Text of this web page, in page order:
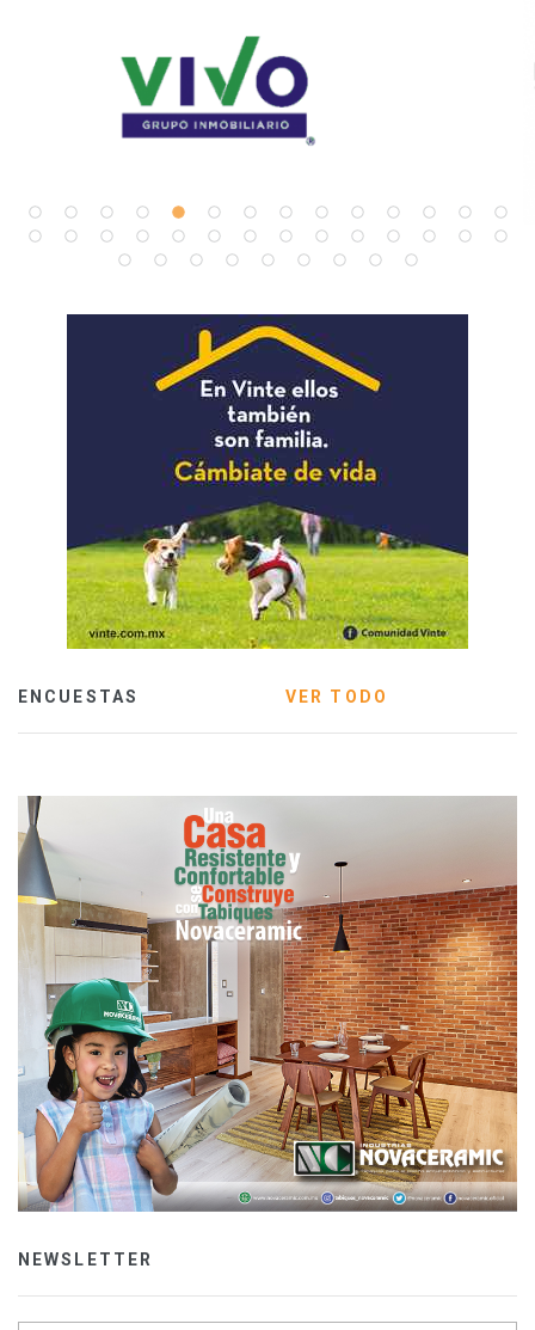
ENCUESTAS VER TODO
NEWSLETTER